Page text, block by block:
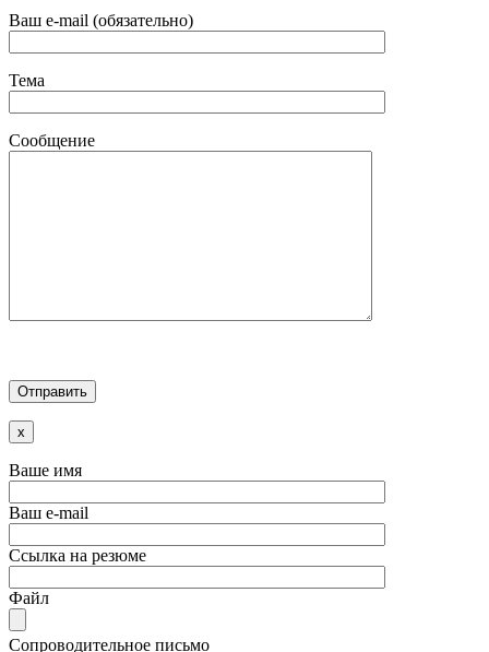
Ваш e-mail (обязательно)
Тема
Сообщение
x
Ваше имя
Ваш e-mail
Ссылка на резюме
Файл
Сопроводительное письмо